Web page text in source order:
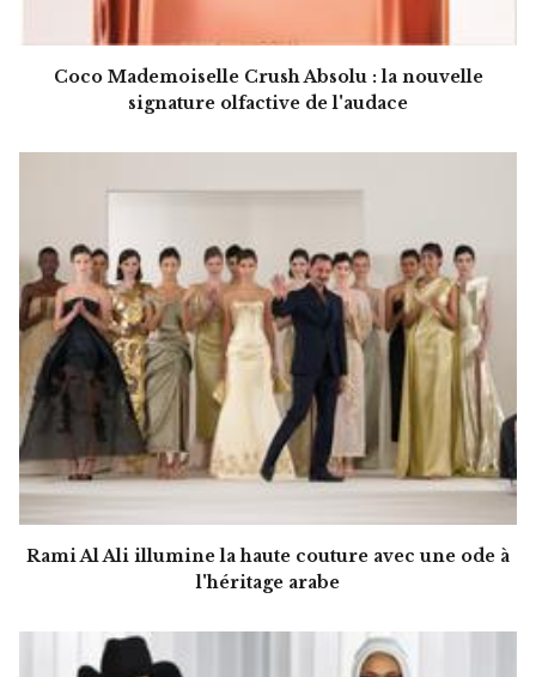
Coco Mademoiselle Crush Absolu : la nouvelle
signature olfactive de l'audace
Rami Al Ali illumine la haute couture avec une ode à
l'héritage arabe